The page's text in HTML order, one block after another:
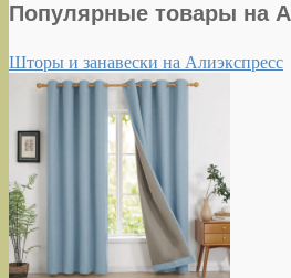
Популярные товары на
Шторы и занавески на Алиэкспресс